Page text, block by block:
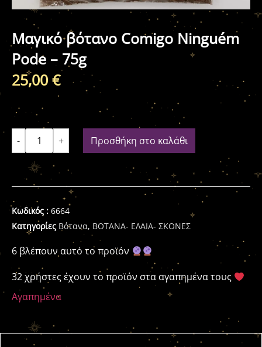
Μαγικό βότανο Comigo Ninguém
Pode – 75g
25,00 €
- + Προσθήκη στο καλάθι
Κωδικός : 6664
Κατηγορίες Βότανα, ΒΟΤΑΝΑ- ΕΛΑΙΑ- ΣΚΟΝΕΣ
6 βλέπουν αυτό το προϊόν
32 χρήστες έχουν το προϊόν στα αγαπημένα τους
Αγαπημένα